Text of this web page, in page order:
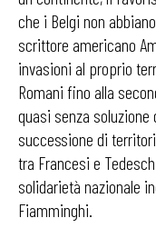
che i Belgi non
scrittore americano
invasioni al proprio
Romani fino alla
quasi senza
successione di
tra Francesi e
solidarietà nazionale
Fiamminghi.